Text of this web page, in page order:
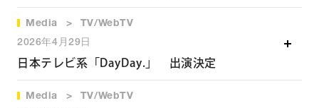
ィシャルサイト
https://www.tsb.jp/bangumi/hon kide-
TBSラジオ「ONE-J」
2026年5月24日（日）8:00～10:00 オンエア
Media
TV/WebTV
2026年4月29日
日本テレビ系「DayDay.」 出演決定
日本テレビ系「DayDay.」
Media
TV/WebTV